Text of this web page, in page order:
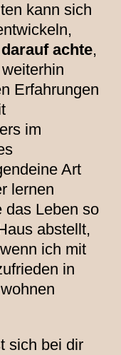
kann sich
achte,
Erfahrungen
im
Art
lernen
das Leben so
abstellt,
ich mit
in
sich bei dir